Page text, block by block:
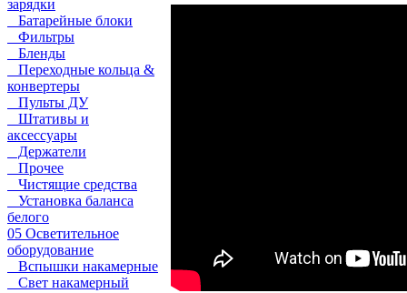
зарядки
Батарейные блоки
Фильтры
Бленды
Переходные кольца &
конвертеры
Пульты ДУ
Штативы и
аксессуары
Держатели
Прочее
Чистящие средства
Установка баланса
белого
05 Осветительное
оборудование
Вспышки накамерные
Свет накамерный